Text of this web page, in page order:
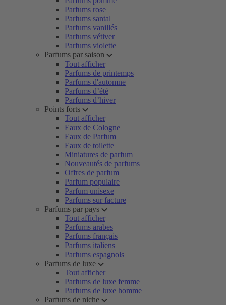
Parfums rose
Parfums santal
Parfums vanillés
Parfums vétiver
Parfums violette
Parfums par saison
Tout afficher
Parfums de printemps
Parfums d'automne
Parfums d’été
Parfums d’hiver
Points forts
Tout afficher
Eaux de Cologne
Eaux de Parfum
Eaux de toilette
Miniatures de parfum
Nouveautés de parfums
Offres de parfum
Parfum populaire
Parfum unisexe
Parfums sur facture
Parfums par pays
Tout afficher
Parfums arabes
Parfums français
Parfums italiens
Parfums espagnols
Parfums de luxe
Tout afficher
Parfums de luxe femme
Parfums de luxe homme
Parfums de niche